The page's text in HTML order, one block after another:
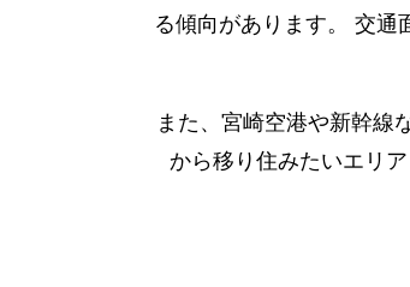
る傾向があります。 交
また、宮崎空港や新幹線
から移り住みたいエリ